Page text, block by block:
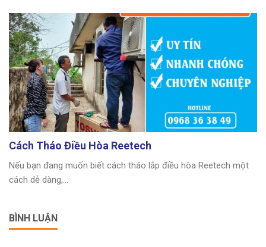
Cách Tháo Điều Hòa Reetech
Nếu bạn đang muốn biết cách tháo lắp điều hòa Reetech một
cách dễ dàng,...
BÌNH LUẬN